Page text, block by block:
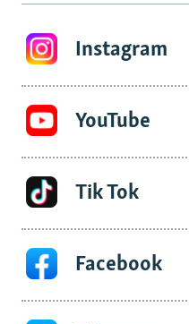
Instagram
YouTube
Tik Tok
Facebook